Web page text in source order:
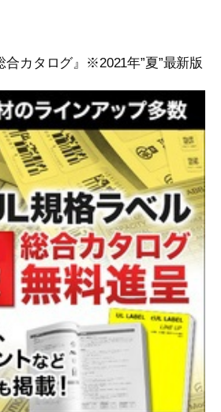
カタログ』※2021年”夏”最新版